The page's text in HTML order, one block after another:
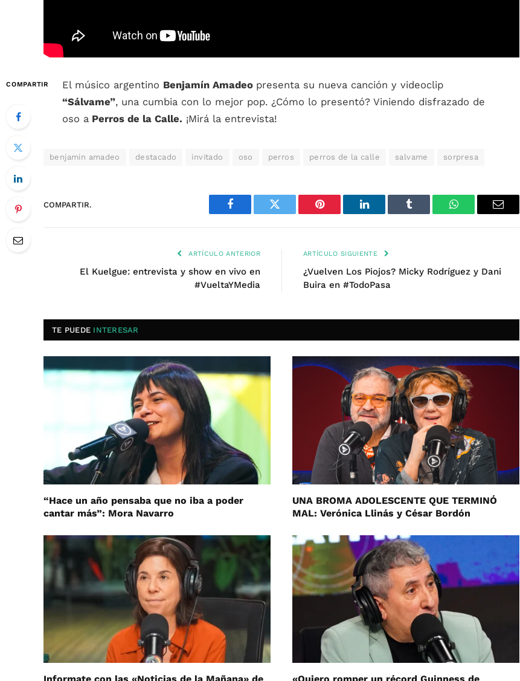
COMPARTIR El músico argentino Benjamín Amadeo presenta su nueva canción y videoclip
“Sálvame”, una cumbia con lo mejor pop. ¿Cómo lo presentó? Viniendo disfrazado de
oso a Perros de la Calle. ¡Mirá la entrevista!
benjamin amadeo destacado invitado oso perros perros de la calle salvame sorpresa
COMPARTIR.
Facebook Twitter Pinterest LinkedIn Tumblr WhatsAppEmail
ARTÍCULO ANTERIOR
El Kuelgue: entrevista y show en vivo en
#VueltaYMedia
ARTÍCULO SIGUIENTE
¿Vuelven Los Piojos? Micky Rodríguez y Dani
Buira en #TodoPasa
TE PUEDE INTERESAR
“Hace un año pensaba que no iba a poder
cantar más”: Mora Navarro
UNA BROMA ADOLESCENTE QUE TERMINÓ
MAL: Verónica Llinás y César Bordón